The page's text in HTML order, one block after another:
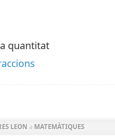
quantitat
LEON a MATEMÀTIQUES